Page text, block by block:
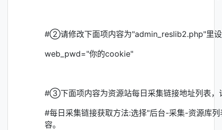
#②请修改下面项内容为"admin_reslib2.php"里
web_pwd="你的cookie"
#③下面项内容为资源站每日采集链接地址列表，
#每日采集链接获取方法:选择"后台-采集-资源库
容。